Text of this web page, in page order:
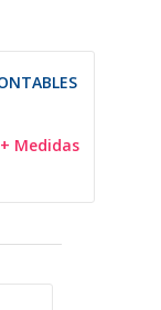
+ Medidas